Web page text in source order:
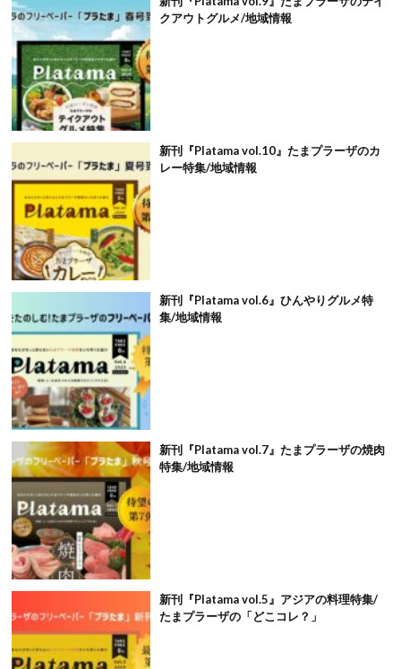
クアウトグルメ/地域情報
新刊『Platama vol.10』たまプラーザのカ
レー特集/地域情報
新刊『Platama vol.6』ひんやりグルメ特
集/地域情報
新刊『Platama vol.7』たまプラーザの焼肉
特集/地域情報
新刊『Platama vol.5』アジアの料理特集/
たまプラーザの「どこコレ？」